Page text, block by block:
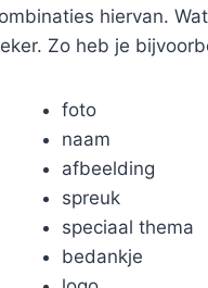
hiervan.
Zo heb je
foto
naam
afbeelding
spreuk
speciaal thema
bedankje